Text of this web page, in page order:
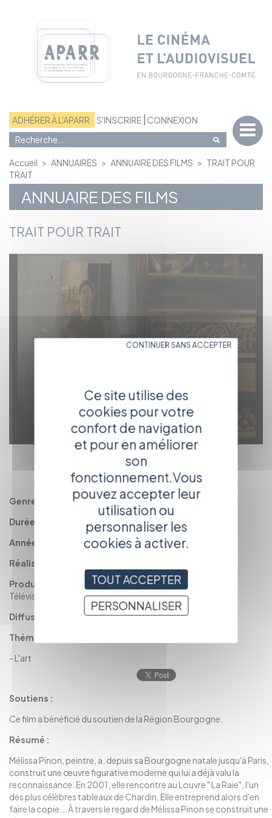
ADHÉRER À L'APARR S'INSCRIRE CONNEXION
Accueil > ANNUAIRES > ANNUAIRE DES FILMS > TRAIT POUR
TRAIT
ANNUAIRE DES FILMS
TRAIT POUR TRAIT
RETOUR
AU CATALOGUE
Genre :
Documentaire
Durée :
Année :
Réalisation :
Production :
Lumina Films en coproduction avec France
Télévisions
Diffusion :
France 3 Bourgogne
Thématiques
- L'art
Soutiens :
Ce film a bénéficié du soutien de la Région Bourgogne.
Résumé :
Mélissa Pinon, peintre, a, depuis sa Bourgogne natale jusqu'à Paris,
construit une œuvre figurative moderne qui lui a déjà valu la
reconnaissance. En 2001, elle rencontre au Louvre " La Raie", l'un
des plus célèbres tableaux de Chardin. Elle entreprend alors d'en
faire la copie... À travers le regard de Mélissa Pinon se construit une
Ce site utilise des
cookies pour votre
confort de navigation
et pour en améliorer
son
fonctionnement.Vous
pouvez accepter leur
utilisation ou
personnaliser les
cookies à activer.
TOUT ACCEPTER
CONTINUER SANS ACCEPTER
PERSONNALISER